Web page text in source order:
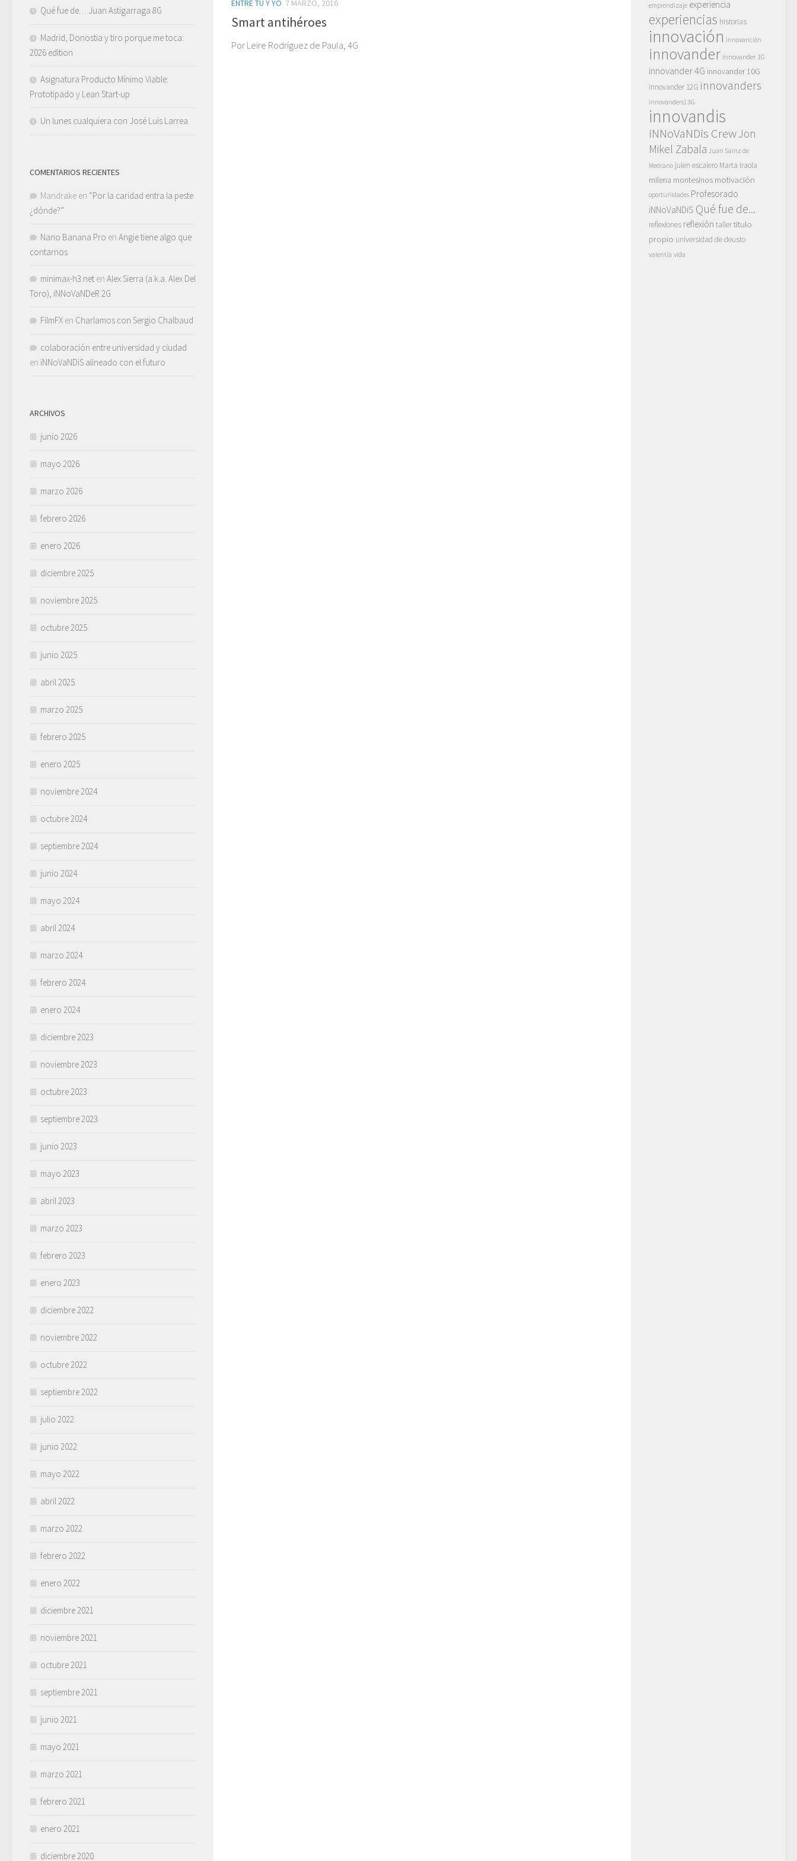
ENTRE TÚ Y YO 7 MARZO, 2016
Smart antihéroes
Por Leire Rodríguez de Paula, 4G
Qué fue de… Juan Astigarraga 8G
Madrid, Donostia y tiro porque me toca:
2026 edition
Asignatura Producto Mínimo Viable:
Prototipado y Lean Start-up
Un lunes cualquiera con José Luis Larrea
COMENTARIOS RECIENTES
Mandrake en “Por la caridad entra la peste
¿dónde?”
Nano Banana Pro en Angie tiene algo que
contarnos
minimax-h3.net en Alex Sierra (a.k.a. Alex Del
Toro), iNNoVaNDeR 2G
FilmFX en Charlamos con Sergio Chalbaud
colaboración entre universidad y ciudad
en iNNoVaNDiS alineado con el futuro
ARCHIVOS
junio 2026
mayo 2026
marzo 2026
febrero 2026
enero 2026
diciembre 2025
noviembre 2025
octubre 2025
junio 2025
abril 2025
marzo 2025
febrero 2025
enero 2025
noviembre 2024
octubre 2024
septiembre 2024
junio 2024
mayo 2024
abril 2024
marzo 2024
febrero 2024
enero 2024
diciembre 2023
noviembre 2023
octubre 2023
septiembre 2023
junio 2023
mayo 2023
abril 2023
marzo 2023
febrero 2023
enero 2023
diciembre 2022
noviembre 2022
octubre 2022
septiembre 2022
julio 2022
junio 2022
mayo 2022
abril 2022
marzo 2022
febrero 2022
enero 2022
diciembre 2021
noviembre 2021
octubre 2021
septiembre 2021
junio 2021
mayo 2021
marzo 2021
febrero 2021
enero 2021
diciembre 2020
emprendizaje experiencia
experiencias historias
innovación innovanción
innovander innovander 1G
innovander 4G innovander 10G
innovander 12G innovanders
innovanders13G
innovandis
iNNoVaNDis CrewJon
Mikel Zabala Juan Sainz de
Medrano julen escalero Marta Iraola
milena montesinos motivación
oportunidades Profesorado
iNNoVaNDiS Qué fue de...
reflexiones reflexión tallertitulo
propio universidad de deusto
valentía vida